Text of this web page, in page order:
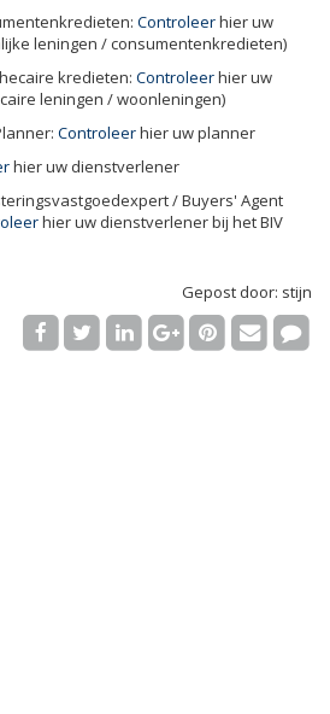
Controleerhier uw
leningen / consumentenkredieten)
kredieten: Controleerhier uw
leningen / woonleningen)
Controleerhier uw planner
hier uw dienstverlener
/ Buyers' Agent
hier uw dienstverlener bij het BIV
Gepost door: stijn